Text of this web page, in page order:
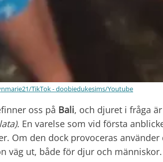
TikTok - doobiedukesims/Youtube
oss på Bali, och djuret i fråga
En varelse som vid första
Om den dock provoceras använder
väg ut, både för djur och människor.